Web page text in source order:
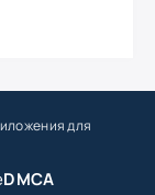
для
DMCA